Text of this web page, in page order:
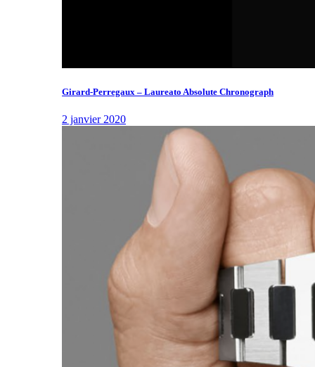
Girard-Perregaux – Laureato Absolute Chronograph
2 janvier 2020